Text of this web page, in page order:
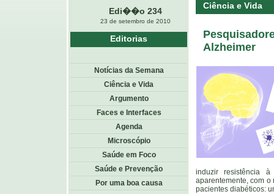
Edi��o 234
23 de setembro de 2010
Ciência e Vida
Alzheimer
induzir resistência
aparentemente, com o
pacientes diabéticos:
Editorias
Notícias da Semana
Ciência e Vida
Argumento
Faces e Interfaces
Agenda
Microscópio
Saúde em Foco
Saúde e Prevenção
Por uma boa causa